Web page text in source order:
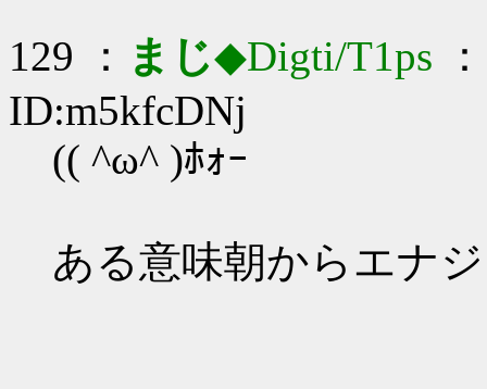
129 ： まじ◆Digti/T1ps
ID:m5kfcDNj
(( ^ω^ )ﾎｫｰ
ある意味朝からエナ